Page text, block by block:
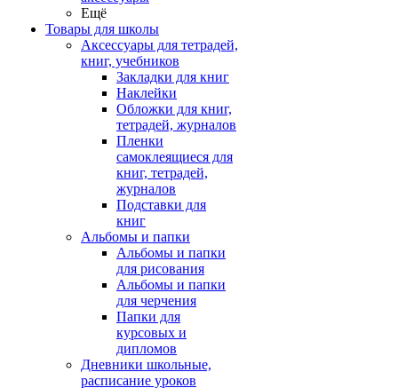
Ещё
Товары для школы
Аксессуары для тетрадей,
книг, учебников
Закладки для книг
Наклейки
Обложки для книг,
тетрадей, журналов
Пленки
самоклеящиеся для
книг, тетрадей,
журналов
Подставки для
книг
Альбомы и папки
Альбомы и папки
для рисования
Альбомы и папки
для черчения
Папки для
курсовых и
дипломов
Дневники школьные,
расписание уроков